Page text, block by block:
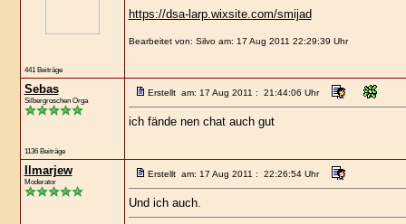
441 Beiträge
https://dsa-larp.wixsite.com/smijad
Bearbeitet von: Silvo am: 17 Aug 2011 22:29:39 Uhr
Sebas
Silbergroschen Orga
1136 Beiträge
Erstellt am: 17 Aug 2011 : 21:44:06 Uhr
ich fände nen chat auch gut
Ilmarjew
Moderator
Erstellt am: 17 Aug 2011 : 22:26:54 Uhr
Und ich auch.